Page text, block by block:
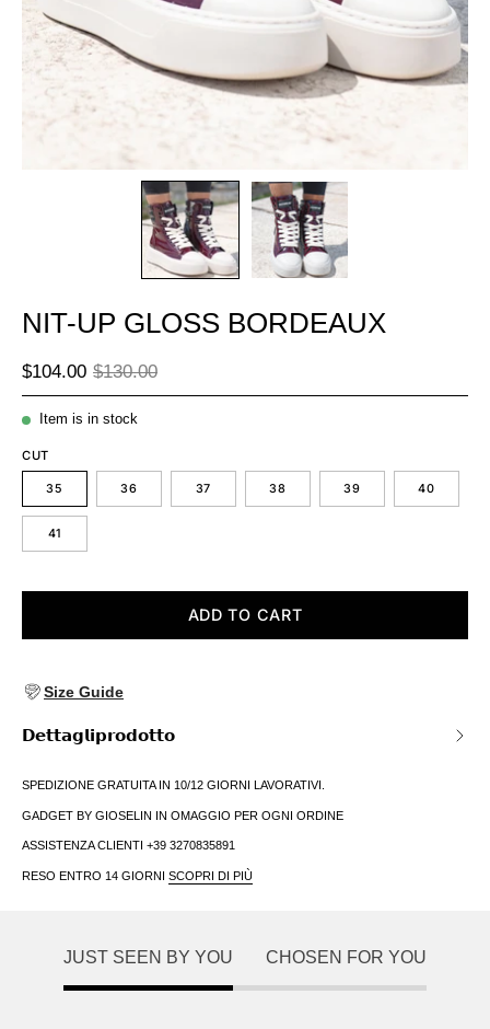
NIT-UP GLOSS BORDEAUX
$104.00 $130.00
Item is in stock
CUT
35 36 37 38 39 40
41
ADD TO CART
Size Guide
𝗗𝗲𝘁𝘁𝗮𝗴𝗹𝗶𝗽𝗿𝗼𝗱𝗼𝘁𝘁𝗼
SPEDIZIONE GRATUITA IN 10/12 GIORNI LAVORATIVI.
GADGET BY GIOSELIN IN OMAGGIO PER OGNI ORDINE
ASSISTENZA CLIENTI +39 3270835891
RESO ENTRO 14 GIORNI SCOPRI DI PIÙ
JUST SEEN BY YOU CHOSEN FOR YOU